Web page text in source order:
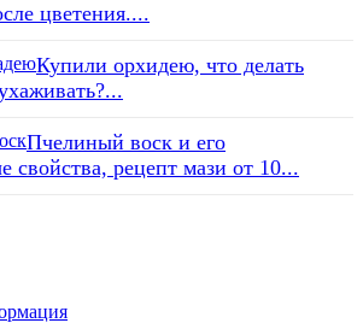
цветения....
Купили орхидею, что делать
Пчелиный воск и его
свойства, рецепт мази от 10...